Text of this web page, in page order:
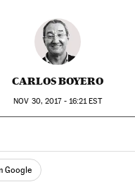
CARLOS BOYERO
NOV 30, 2017 - 16:21EST
Facebook
en TwitterRedes Sociales
Google